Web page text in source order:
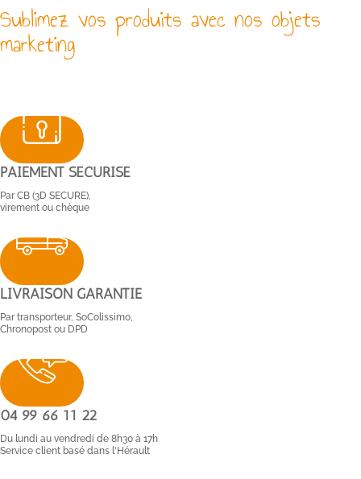
Sublimez vos produits avec nos objets
marketing
PAIEMENT SÉCURISÉ
Par CB (3D SECURE),
virement ou chèque
LIVRAISON GARANTIE
Par transporteur, SoColissimo,
Chronopost ou DPD
04 99 66 11 22
Du lundi au vendredi de 8h30 à 17h
Service client basé dans l'Hérault